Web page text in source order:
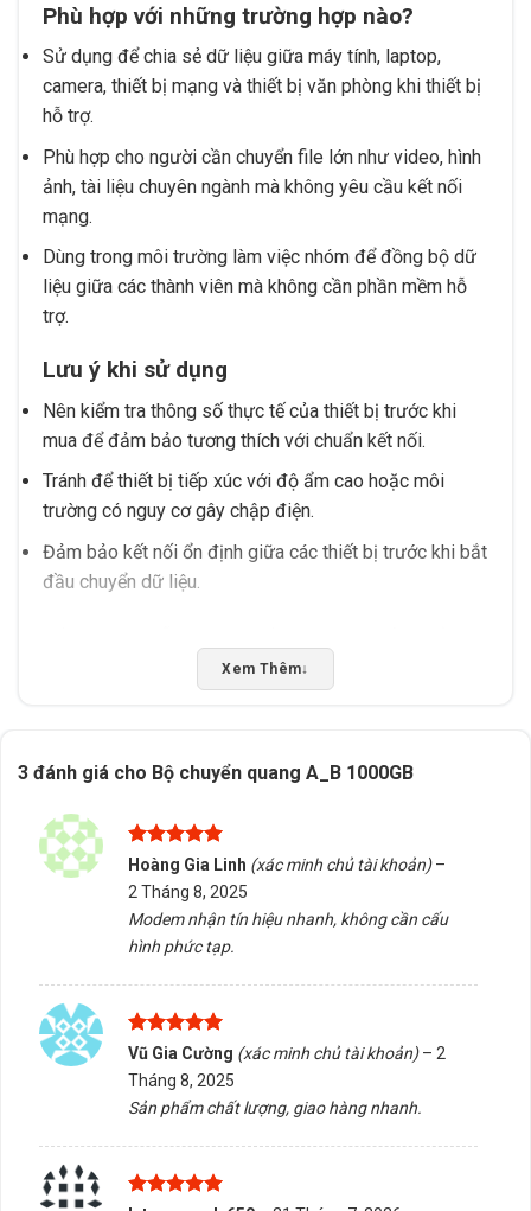
Phù hợp với những trường hợp nào?
Sử dụng để chia sẻ dữ liệu giữa máy tính, laptop,
camera, thiết bị mạng và thiết bị văn phòng khi thiết bị
hỗ trợ.
Phù hợp cho người cần chuyển file lớn như video, hình
ảnh, tài liệu chuyên ngành mà không yêu cầu kết nối
mạng.
Dùng trong môi trường làm việc nhóm để đồng bộ dữ
liệu giữa các thành viên mà không cần phần mềm hỗ
trợ.
Lưu ý khi sử dụng
Nên kiểm tra thông số thực tế của thiết bị trước khi
mua để đảm bảo tương thích với chuẩn kết nối.
Tránh để thiết bị tiếp xúc với độ ẩm cao hoặc môi
trường có nguy cơ gây chập điện.
Đảm bảo kết nối ổn định giữa các thiết bị trước khi bắt
đầu chuyển dữ liệu.
phù hợp với nhu cầu của bạn, hỗ trợ kiểm tra tương
thích và giao hàng/tư vấn tại Buôn Ma Thuột, Đắk Lắk.
Thông số kỹ thuật
Xem Thêm↓
3 đánh giá cho Bộ chuyển quang A_B 1000GB
Được xếp
hạng5
sao
Hoàng Gia Linh (xác minh chủ tài khoản) –
2 Tháng 8, 2025
Modem nhận tín hiệu nhanh, không cần cấu
hình phức tạp.
Được xếp
sao
Vũ Gia Cường (xác minh chủ tài khoản) – 2
Tháng 8, 2025
Sản phẩm chất lượng, giao hàng nhanh.